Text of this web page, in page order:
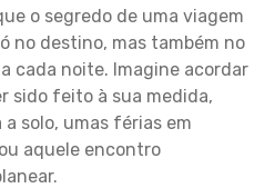
o segredo de uma viagem
no destino, mas também no
cada noite. Imagine acordar
sido feito à sua medida,
solo, umas férias em
aquele encontro